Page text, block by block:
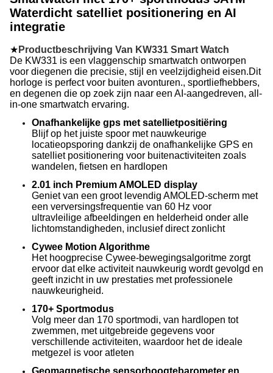
Waterdicht satelliet positionering en AI
integratie
★ Productbeschrijving Van KW331 Smart Watch
De KW331 is een vlaggenschip smartwatch ontworpen
voor diegenen die precisie, stijl en veelzijdigheid eisen.Dit
horloge is perfect voor buiten avonturen., sportliefhebbers,
en degenen die op zoek zijn naar een AI-aangedreven, all-
in-one smartwatch ervaring.
Onafhankelijke gps met satellietpositiëring
Blijf op het juiste spoor met nauwkeurige
locatieopsporing dankzij de onafhankelijke GPS en
satelliet positionering voor buitenactiviteiten zoals
wandelen, fietsen en hardlopen
2.01 inch Premium AMOLED display
Geniet van een groot levendig AMOLED-scherm met
een verversingsfrequentie van 60 Hz voor
ultravleilige afbeeldingen en helderheid onder alle
lichtomstandigheden, inclusief direct zonlicht
Cywee Motion Algorithme
Het hoogprecise Cywee-bewegingsalgoritme zorgt
ervoor dat elke activiteit nauwkeurig wordt gevolgd en
geeft inzicht in uw prestaties met professionele
nauwkeurigheid.
170+ Sportmodus
Volg meer dan 170 sportmodi, van hardlopen tot
zwemmen, met uitgebreide gegevens voor
verschillende activiteiten, waardoor het de ideale
metgezel is voor atleten
Geomagnetische sensorhoogtebarometer en